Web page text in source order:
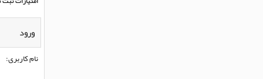
ورود
نام کاربری: